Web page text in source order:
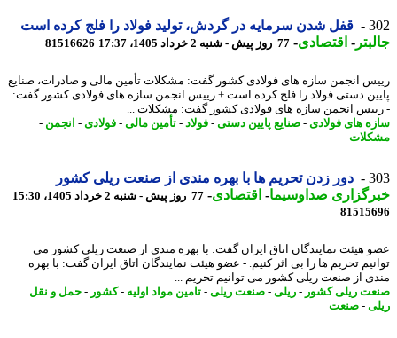
قفل شدن سرمایه در گردش، تولید فولاد را فلج کرده است
-اقتصادی-77 روز پیش - شنبه 2 خرداد 1405، 17:37 81516626
انجمن سازه های فولادی کشور گفت: مشکلات تأمین مالی و صادرات، صنایع
دستی فولاد را فلج کرده است + رییس انجمن سازه های فولادی کشور گفت:
انجمن سازه های فولادی کشور گفت: مشکلات ...
های فولادی-صنایع پایین دستی-فولاد-تأمین مالی-فولادی-انجمن-
دور زدن تحریم ها با بهره مندی از صنعت ریلی کشور
صداوسیما-اقتصادی-77 روز پیش - شنبه 2 خرداد 1405، 15:30
هیئت نمایندگان اتاق ایران گفت: با بهره مندی از صنعت ریلی کشور می
تحریم ها را بی اثر کنیم. - عضو هیئت نمایندگان اتاق ایران گفت: با بهره
از صنعت ریلی کشور می توانیم تحریم ...
ریلی کشور-ریلی-صنعت ریلی-تامین مواد اولیه -کشور-حمل و نقل
-صنعت